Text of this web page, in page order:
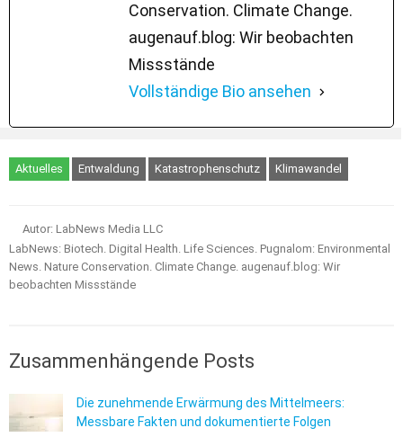
Conservation. Climate Change.
augenauf.blog: Wir beobachten
Missstände
Vollständige Bio ansehen
Aktuelles Entwaldung Katastrophenschutz Klimawandel
Autor: LabNews Media LLC
LabNews: Biotech. Digital Health. Life Sciences. Pugnalom: Environmental
News. Nature Conservation. Climate Change. augenauf.blog: Wir
beobachten Missstände
Zusammenhängende Posts
Die zunehmende Erwärmung des Mittelmeers:
Messbare Fakten und dokumentierte Folgen